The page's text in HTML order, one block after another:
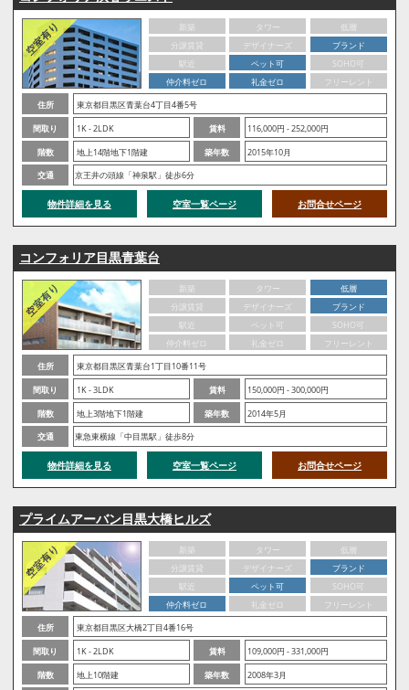
新築 タワー
低層
分譲賃貸
デザイナーズ
ブランド
駅近
ペット可
SOHO可
仲介料ゼロ
礼金ゼロ
フリーレント
住所
東京都目黒区青葉台4丁目4番5号
間取り
1K - 2LDK 賃料
116,000円 - 252,000円
階数
地上14階地下1階建 築年数
2015年10月
交通
京王井の頭線「神泉駅」徒歩6分
物件詳細を見る 空室一覧ページ お問合せページ
コンフォリア目黒青葉台
新築 タワー
低層
分譲賃貸
デザイナーズ
ブランド
駅近
ペット可
SOHO可
仲介料ゼロ
礼金ゼロ
フリーレント
住所
東京都目黒区青葉台1丁目10番11号
間取り
1K - 3LDK 賃料
150,000円 - 300,000円
階数
地上3階地下1階建 築年数
2014年5月
交通
東急東横線「中目黒駅」徒歩8分
物件詳細を見る 空室一覧ページ お問合せページ
プライムアーバン目黒大橋ヒルズ
新築 タワー
低層
分譲賃貸
デザイナーズ
ブランド
駅近
ペット可
SOHO可
仲介料ゼロ
礼金ゼロ
フリーレント
住所
東京都目黒区大橋2丁目4番16号
間取り
1K - 2LDK 賃料
109,000円 - 331,000円
階数
地上10階建 築年数
2008年3月